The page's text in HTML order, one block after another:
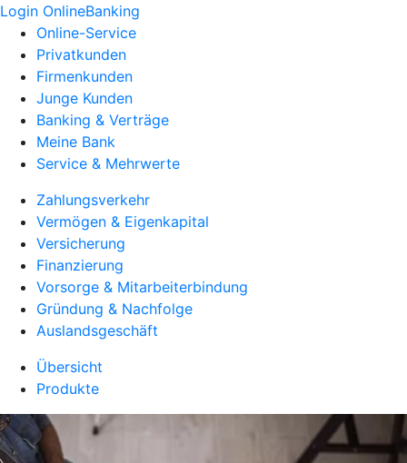
Login OnlineBanking
Online-Service
Privatkunden
Firmenkunden
Junge Kunden
Banking & Verträge
Meine Bank
Service & Mehrwerte
Zahlungsverkehr
Vermögen & Eigenkapital
Versicherung
Finanzierung
Vorsorge & Mitarbeiterbindung
Gründung & Nachfolge
Auslandsgeschäft
Übersicht
Produkte